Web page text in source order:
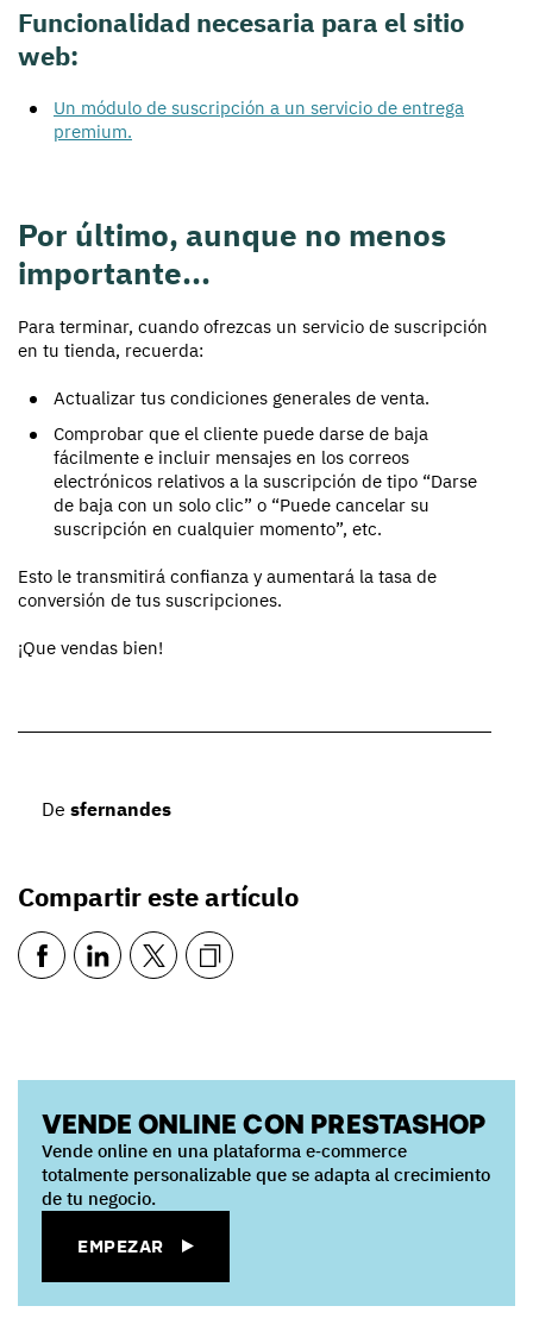
Funcionalidad necesaria para el sitio
web:
Un módulo de suscripción a un servicio de entrega
premium.
Por último, aunque no menos
importante...
Para terminar, cuando ofrezcas un servicio de suscripción
en tu tienda, recuerda:
Actualizar tus condiciones generales de venta.
Comprobar que el cliente puede darse de baja
fácilmente e incluir mensajes en los correos
electrónicos relativos a la suscripción de tipo “Darse
de baja con un solo clic” o “Puede cancelar su
suscripción en cualquier momento”, etc.
Esto le transmitirá confianza y aumentará la tasa de
conversión de tus suscripciones.
¡Que vendas bien!
De sfernandes
Compartir este artículo
VENDE ONLINE CON PRESTASHOP
Vende online en una plataforma e‑commerce
totalmente personalizable que se adapta al crecimiento
de tu negocio.
EMPEZAR